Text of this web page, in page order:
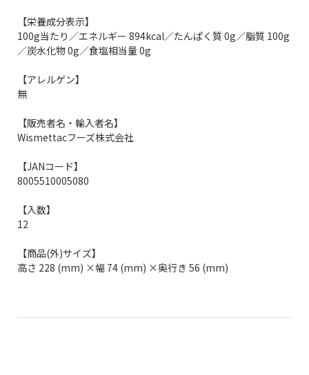
【栄養成分表示】
100g当たり／エネルギー 894kcal／たんぱく質 0g／脂質 100g
／炭水化物 0g／食塩相当量 0g
【アレルゲン】
無
【販売者名・輸入者名】
Wismettacフーズ株式会社
【JANコード】
8005510005080
【入数】
12
【商品(外)サイズ】
高さ 228 (mm) ×幅 74 (mm) ×奥行き 56 (mm)